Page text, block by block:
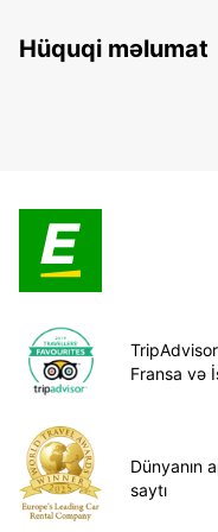
Hüquqi məlumat
Fransa və
Dünyanın
saytı